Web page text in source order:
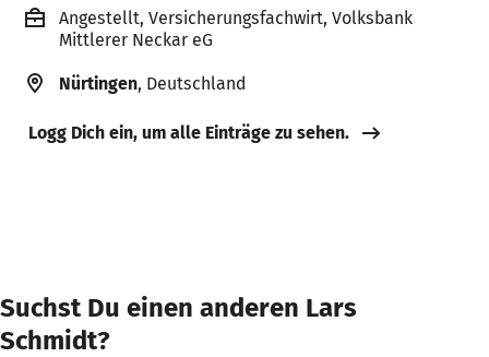
Angestellt, Versicherungsfachwirt, Volksbank
Mittlerer Neckar eG
Nürtingen, Deutschland
Logg Dich ein, um alle Einträge zu sehen.
Suchst Du einen anderen Lars
Schmidt?